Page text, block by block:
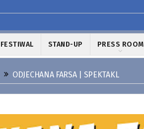
FESTIWAL STAND-UP PRESS ROOM
ODJECHANA FARSA | SPEKTAKL